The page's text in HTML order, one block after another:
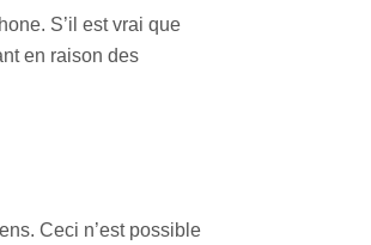
S’il est vrai que
en raison des
Ceci n’est possible